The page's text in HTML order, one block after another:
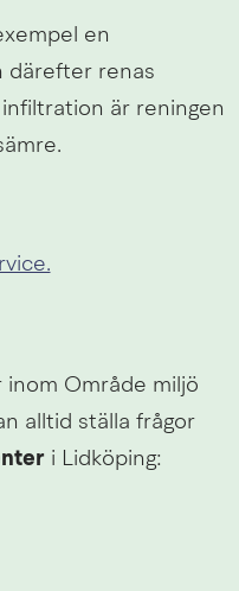
en
därefter renas
är reningen
Område miljö
alltid ställa frågor
i Lidköping: